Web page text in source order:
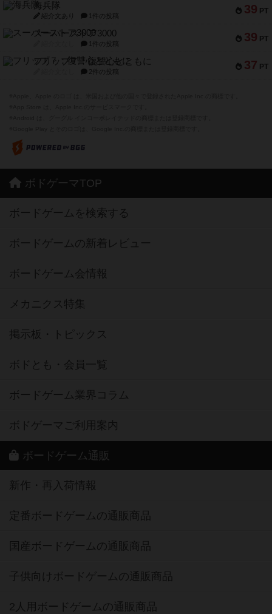
39 PT
海兵隊
紹介文あり 1件の投稿
39 PT
スーパーストア3000
1件の投稿
37 PT
フリップ７：復讐心とともに
2件の投稿
ボドゲーマTOP
ボードゲームを検索する
ボードゲームの新着レビュー
ボードゲーム会情報
メカニクス特集
掲示板・トピックス
ボドとも・会員一覧
ボードゲーム業界コラム
ボドゲーマご利用案内
ボードゲーム通販
新作・再入荷情報
定番ボードゲームの通販商品
国産ボードゲームの通販商品
子供向けボードゲームの通販商品
2人用ボードゲームの通販商品